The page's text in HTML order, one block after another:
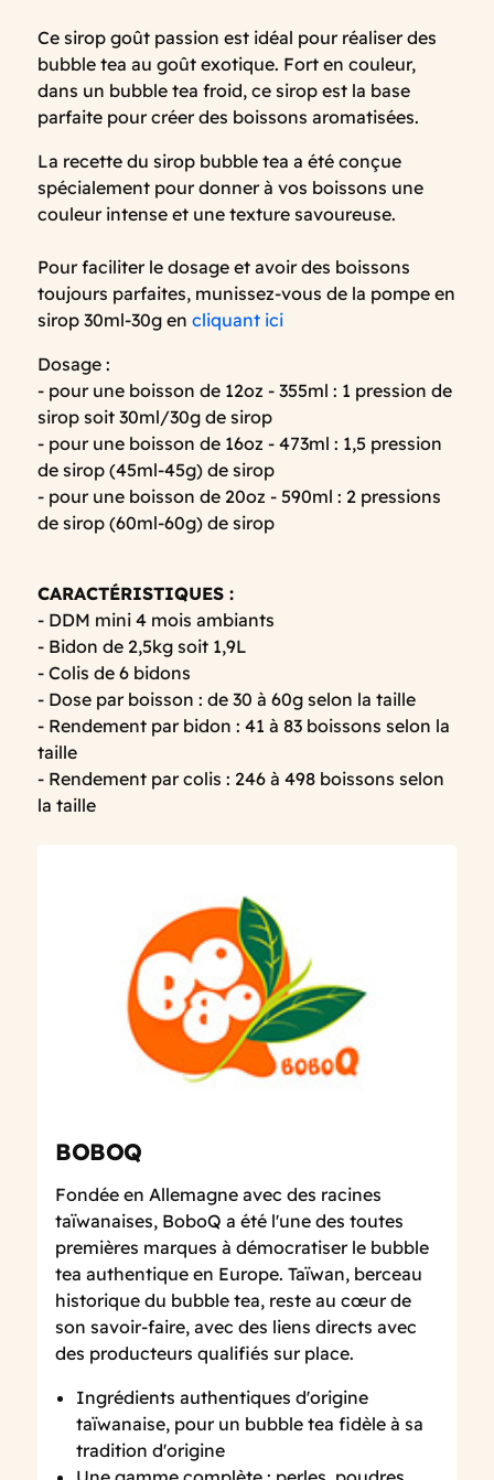
Ce sirop goût passion est idéal pour réaliser des
bubble tea au goût exotique. Fort en couleur,
dans un bubble tea froid, ce sirop est la base
parfaite pour créer des boissons aromatisées.
La recette du sirop bubble tea a été conçue
spécialement pour donner à vos boissons une
couleur intense et une texture savoureuse.
Pour faciliter le dosage et avoir des boissons
toujours parfaites, munissez-vous de la pompe en
sirop 30ml-30g en cliquant ici
Dosage :
- pour une boisson de 12oz - 355ml : 1 pression de
sirop soit 30ml/30g de sirop
- pour une boisson de 16oz - 473ml : 1,5 pression
de sirop (45ml-45g) de sirop
- pour une boisson de 20oz - 590ml : 2 pressions
de sirop (60ml-60g) de sirop
CARACTÉRISTIQUES :
- DDM mini 4 mois ambiants
- Bidon de 2,5kg soit 1,9L
- Colis de 6 bidons
- Dose par boisson : de 30 à 60g selon la taille
- Rendement par bidon : 41 à 83 boissons selon la
taille
- Rendement par colis : 246 à 498 boissons selon
la taille
BOBOQ
Fondée en Allemagne avec des racines
taïwanaises, BoboQ a été l'une des toutes
premières marques à démocratiser le bubble
tea authentique en Europe. Taïwan, berceau
historique du bubble tea, reste au cœur de
son savoir-faire, avec des liens directs avec
des producteurs qualifiés sur place.
Ingrédients authentiques d'origine
taïwanaise, pour un bubble tea fidèle à sa
tradition d'origine